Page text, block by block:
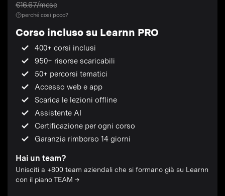
€16.67/mese
perché così poco?
Corso incluso su Learnn PRO
400+ corsi inclusi
950+ risorse scaricabili
50+ percorsi tematici
Accesso web e app
Scarica le lezioni offline
Assistente AI
Certificazione per ogni corso
Garanzia rimborso 14 giorni
Hai un team?
Unisciti a +800 team aziendali che si formano già su Learnn
con il piano TEAM →